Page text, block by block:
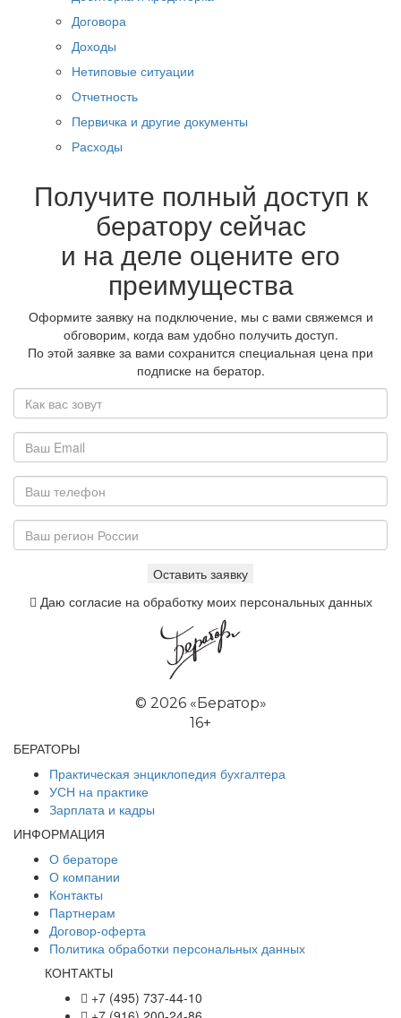
Договора
Доходы
Нетиповые ситуации
Отчетность
Первичка и другие документы
Расходы
Получите полный доступ к
бератору сейчас
и на деле оцените его
преимущества
Оформите заявку на подключение, мы с вами свяжемся и
обговорим, когда вам удобно получить доступ.
По этой заявке за вами сохранится специальная цена при
подписке на бератор.
Даю согласие на обработку моих персональных данных
© 2026 «Бератор»
16+
БЕРАТОРЫ
Практическая энциклопедия бухгалтера
УСН на практике
Зарплата и кадры
ИНФОРМАЦИЯ
О бераторе
О компании
Контакты
Партнерам
Договор-оферта
Политика обработки персональных данных
КОНТАКТЫ
+7 (495) 737-44-10